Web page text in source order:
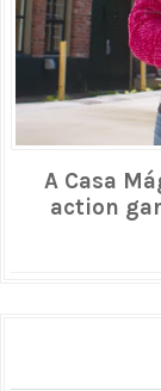
A Casa
action